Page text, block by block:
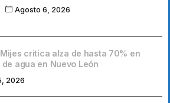
Agosto 6, 2026
critica alza de hasta 70% en
agua en Nuevo León
2026